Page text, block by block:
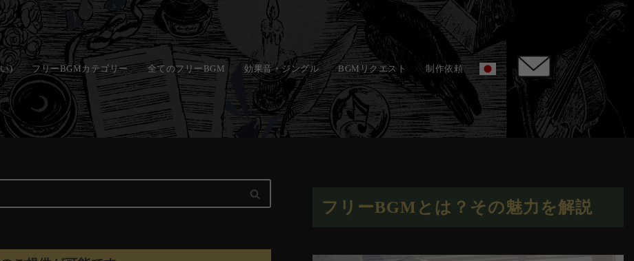
) フリーBGMカテゴリー 全てのフリーBGM 効果音・ジングル BGMリクエスト 制作依頼
フリーBGMとは？その魅力を解説